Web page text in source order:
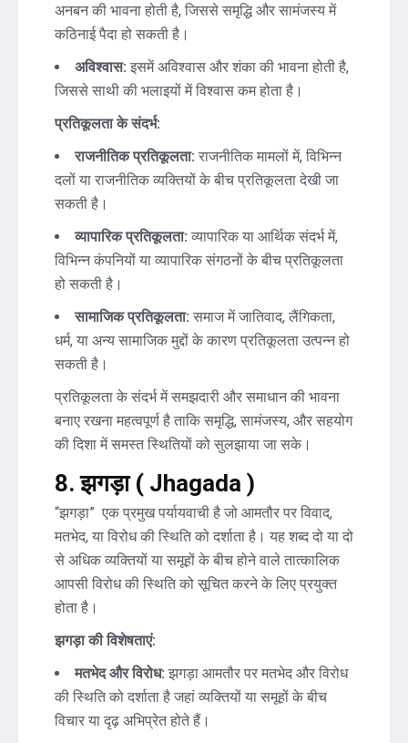
अनबन की भावना होती है, जिससे समृद्धि और सामंजस्य में
कठिनाई पैदा हो सकती है।
अविश्वास: इसमें अविश्वास और शंका की भावना होती है,
जिससे साथी की भलाइयों में विश्वास कम होता है।
प्रतिकूलता के संदर्भ:
राजनीतिक प्रतिकूलता: राजनीतिक मामलों में, विभिन्न
दलों या राजनीतिक व्यक्तियों के बीच प्रतिकूलता देखी जा
सकती है।
व्यापारिक प्रतिकूलता: व्यापारिक या आर्थिक संदर्भ में,
विभिन्न कंपनियों या व्यापारिक संगठनों के बीच प्रतिकूलता
हो सकती है।
सामाजिक प्रतिकूलता: समाज में जातिवाद, लैंगिकता,
धर्म, या अन्य सामाजिक मुद्दों के कारण प्रतिकूलता उत्पन्न हो
सकती है।
प्रतिकूलता के संदर्भ में समझदारी और समाधान की भावना
बनाए रखना महत्वपूर्ण है ताकि समृद्धि, सामंजस्य, और सहयोग
की दिशा में समस्त स्थितियों को सुलझाया जा सके।
8. झगड़ा ( Jhagada )
“झगड़ा” एक प्रमुख पर्यायवाची है जो आमतौर पर विवाद,
मतभेद, या विरोध की स्थिति को दर्शाता है। यह शब्द दो या दो
से अधिक व्यक्तियों या समूहों के बीच होने वाले तात्कालिक
आपसी विरोध की स्थिति को सूचित करने के लिए प्रयुक्त
होता है।
झगड़ा की विशेषताएं:
मतभेद और विरोध: झगड़ा आमतौर पर मतभेद और विरोध
की स्थिति को दर्शाता है जहां व्यक्तियों या समूहों के बीच
विचार या दृढ़ अभिप्रेत होते हैं।